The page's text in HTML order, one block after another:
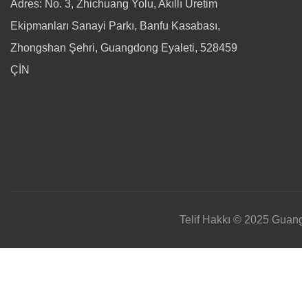
Adres: No. 3, Zhichuang Yolu, Akıllı Üretim
Ekipmanları Sanayi Parkı, Banfu Kasabası,
Zhongshan Şehri, Guangdong Eyaleti, 528459
ÇİN
Telif Hakkı © 2025